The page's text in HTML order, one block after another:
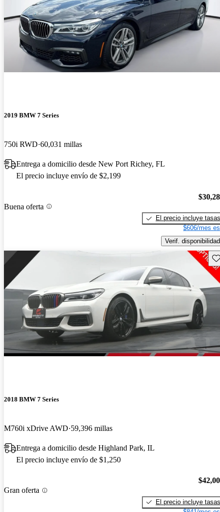
2019 BMW 7 Series
750i RWD 60,031 millas
Entrega a domicilio desde New Port Richey, FL
El precio incluye envío de $2,199
Buena oferta
El precio incluye tasas
$606/mes
Verif. disponibilidad
2018 BMW 7 Series
M760i xDrive AWD 59,396 millas
Entrega a domicilio desde Highland Park, IL
El precio incluye envío de $1,250
Gran oferta
El precio incluye tasas